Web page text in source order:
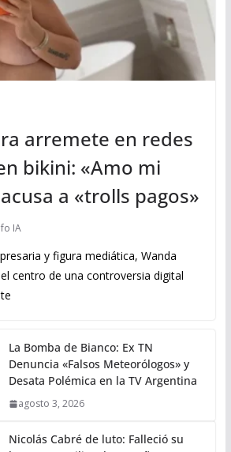
arremete en redes
bikini: «Amo mi
a «trolls pagos»
IA
y figura mediática, Wanda
centro de una controversia digital
La Bomba de Bianco: Ex TN
Denuncia «Falsos Meteorólogos» y
Desata Polémica en la TV Argentina
agosto 3, 2026
Nicolás Cabré de luto: Falleció su